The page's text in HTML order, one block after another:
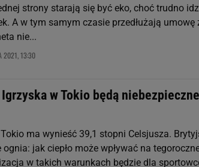
strony starają się być eko, choć trudno
A w tym samym czasie przedłużają umowę
nie...
2021, 13:30
w Tokio będą
ma wynieść 39,1 stopni Celsjusza.
jak ciepło może wpływać na
w takich warunkach będzie dla